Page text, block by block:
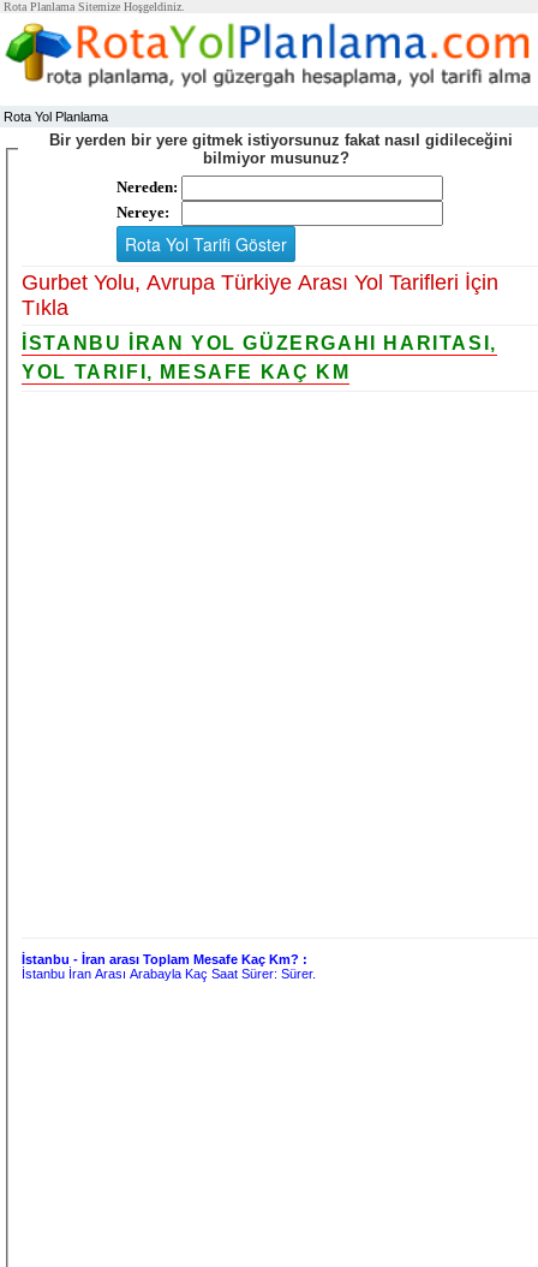
Rota Planlama Sitemize Hoşgeldiniz.
Rota Yol Planlama
Bir yerden bir yere gitmek istiyorsunuz fakat nasıl gidileceğini
bilmiyor musunuz?
Nereden:
Nereye:
Gurbet Yolu, Avrupa Türkiye Arası Yol Tarifleri İçin
Tıkla
İSTANBU İRAN YOL GÜZERGAHI HARITASI,
YOL TARIFI, MESAFE KAÇ KM
İstanbu - İran arası Toplam Mesafe Kaç Km? :
İstanbu İran Arası Arabayla Kaç Saat Sürer:Sürer.